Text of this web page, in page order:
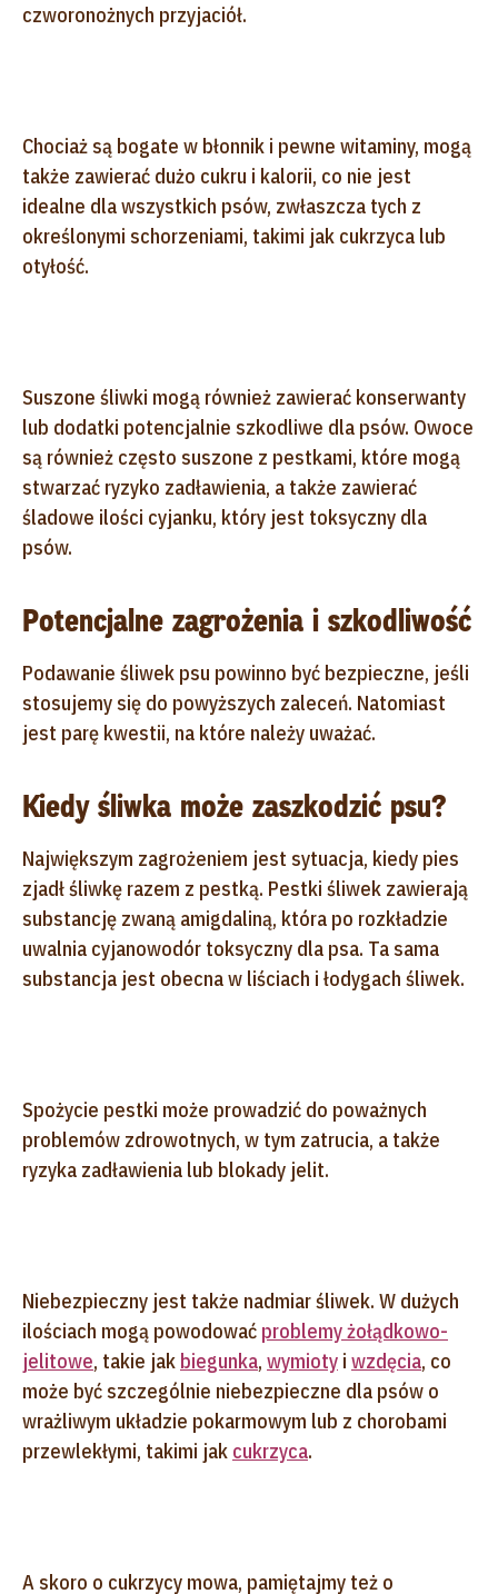
czworonożnych przyjaciół.
Chociaż są bogate w błonnik i pewne witaminy, mogą
także zawierać dużo cukru i kalorii, co nie jest
idealne dla wszystkich psów, zwłaszcza tych z
określonymi schorzeniami, takimi jak cukrzyca lub
otyłość.
Suszone śliwki mogą również zawierać konserwanty
lub dodatki potencjalnie szkodliwe dla psów. Owoce
są również często suszone z pestkami, które mogą
stwarzać ryzyko zadławienia, a także zawierać
śladowe ilości cyjanku, który jest toksyczny dla
psów.
Potencjalne zagrożenia i szkodliwość
Podawanie śliwek psu powinno być bezpieczne, jeśli
stosujemy się do powyższych zaleceń. Natomiast
jest parę kwestii, na które należy uważać.
Kiedy śliwka może zaszkodzić psu?
Największym zagrożeniem jest sytuacja, kiedy pies
zjadł śliwkę razem z pestką. Pestki śliwek zawierają
substancję zwaną amigdaliną, która po rozkładzie
uwalnia cyjanowodór toksyczny dla psa. Ta sama
substancja jest obecna w liściach i łodygach śliwek.
Spożycie pestki może prowadzić do poważnych
problemów zdrowotnych, w tym zatrucia, a także
ryzyka zadławienia lub blokady jelit.
Niebezpieczny jest także nadmiar śliwek. W dużych
ilościach mogą powodować problemy żołądkowo-
jelitowe, takie jak biegunka, wymioty i wzdęcia, co
może być szczególnie niebezpieczne dla psów o
wrażliwym układzie pokarmowym lub z chorobami
przewlekłymi, takimi jak cukrzyca.
A skoro o cukrzycy mowa, pamiętajmy też o